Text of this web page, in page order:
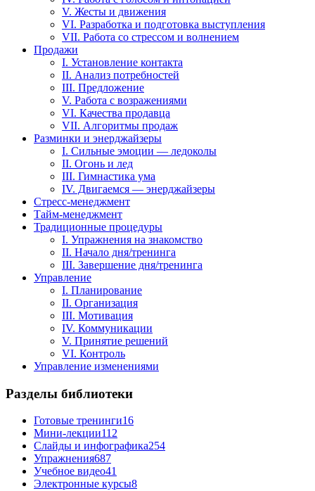
V. Жесты и движения
VI. Разработка и подготовка выступления
VII. Работа со стрессом и волнением
Продажи
I. Установление контакта
II. Анализ потребностей
III. Предложение
V. Работа с возражениями
VI. Качества продавца
VII. Алгоритмы продаж
Разминки и энерджайзеры
I. Сильные эмоции — ледоколы
II. Огонь и лед
III. Гимнастика ума
IV. Двигаемся — энерджайзеры
Стресс-менеджмент
Тайм-менеджмент
Традиционные процедуры
I. Упражнения на знакомство
II. Начало дня/тренинга
III. Завершение дня/тренинга
Управление
I. Планирование
II. Организация
III. Мотивация
IV. Коммуникации
V. Принятие решений
VI. Контроль
Управление изменениями
Разделы библиотеки
Готовые тренинги16
Мини-лекции112
Слайды и инфографика254
Упражнения687
Учебное видео41
Электронные курсы8